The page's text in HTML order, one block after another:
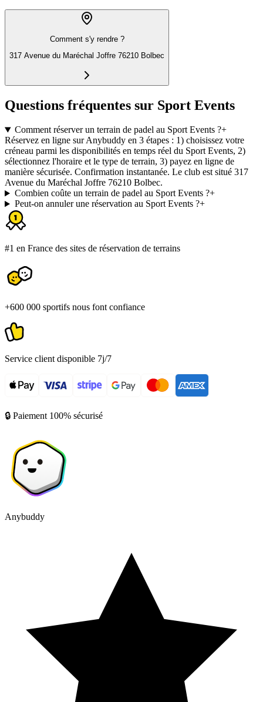
Comment s'y rendre ?
317 Avenue du Maréchal Joffre 76210 Bolbec
Questions fréquentes sur Sport Events
Comment réserver un terrain de padel au Sport Events ?+
Réservez en ligne sur Anybuddy en 3 étapes : 1) choisissez votre
créneau parmi les disponibilités en temps réel du Sport Events, 2)
sélectionnez l'horaire et le type de terrain, 3) payez en ligne de
manière sécurisée. Confirmation instantanée. Le club est situé 317
Avenue du Maréchal Joffre 76210 Bolbec.
Combien coûte un terrain de padel au Sport Events ?+
Peut-on annuler une réservation au Sport Events ?+
#1 en France des sites de réservation de terrains
+600 000 sportifs nous font confiance
Service client disponible 7j/7
🔒 Paiement 100% sécurisé
Anybuddy